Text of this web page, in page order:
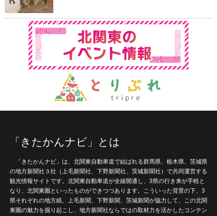
「きたかんナビ」とは
「きたかんナビ」は、北関東自動車道で結ばれる群馬県、栃木県、茨城県
の地方新聞社３社（上毛新聞社、下野新聞社、茨城新聞社）で共同運営する
観光情報サイトです。北関東自動車道が全線開通し、3県の行き来が手軽と
なり、北関東圏といったものができつつあります。こういった背景の下、3
県それぞれの地方紙、上毛新聞、下野新聞、茨城新聞が協力して、この北関
東圏の魅力を掘り起こし、地方新聞社ならではの取材力を活かしたコンテン